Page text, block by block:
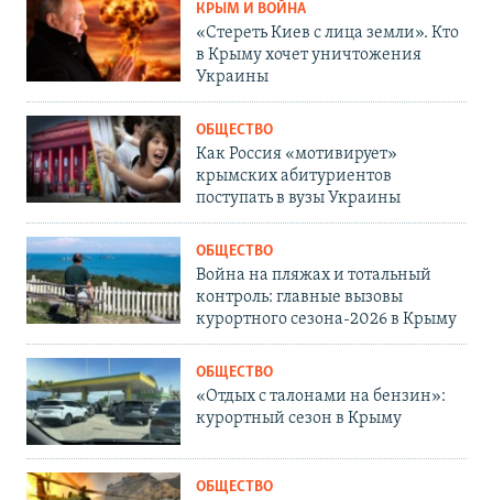
КРЫМ И ВОЙНА
«Стереть Киев с лица земли». Кто
в Крыму хочет уничтожения
Украины
ОБЩЕСТВО
Как Россия «мотивирует»
крымских абитуриентов
поступать в вузы Украины
ОБЩЕСТВО
Война на пляжах и тотальный
контроль: главные вызовы
курортного сезона-2026 в Крыму
ОБЩЕСТВО
«Отдых с талонами на бензин»:
курортный сезон в Крыму
ОБЩЕСТВО